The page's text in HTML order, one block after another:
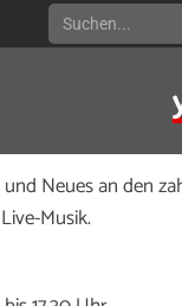
Search:
Bilk.
Kult in
Neues an den
Musik.